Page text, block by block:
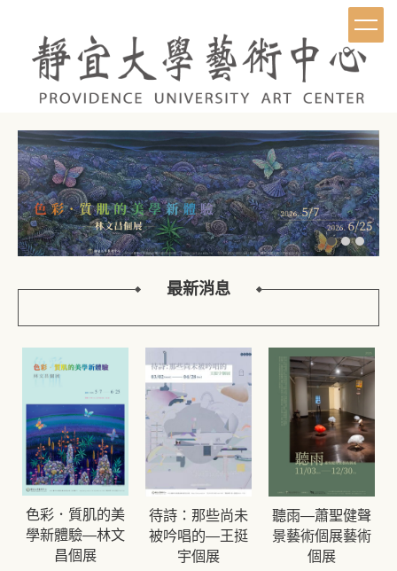
最新消息
色彩．質肌的美
學新體驗—林文
昌個展
待詩：那些尚未
被吟唱的—王挺
宇個展
聽雨—蕭聖健聲
景藝術個展藝術
個展